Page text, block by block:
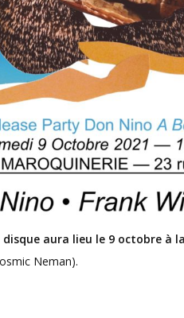
aura lieu le 9 octobre à
Neman).